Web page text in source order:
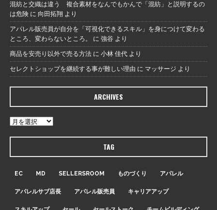
混紡と交織は違う 複合素材をなんでもかんで「混紡」と説明するの
は危険 に 向田拓翔 より
アパレル販売員が自分を「可視化できるスキル」を身につけて変わる
ところ、変わらないところ。
に 強谷 より
商品を安売り以外で売る方法 に 小林 佳代 より
セレクトショップを継続する事が難しい理由 に マッサージ より
ARCHIVES
TAG
EC MD SELLERSROOM ものづくり アパレル
アパレルサブ店長 アパレル販売員 キャリアアップ